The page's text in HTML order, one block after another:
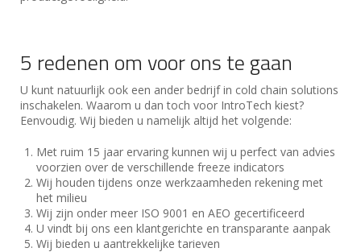
5 redenen om voor ons te gaan
U kunt natuurlijk ook een ander bedrijf in cold chain solutions
inschakelen. Waarom u dan toch voor IntroTech kiest?
Eenvoudig. Wij bieden u namelijk altijd het volgende:
Met ruim 15 jaar ervaring kunnen wij u perfect van advies
voorzien over de verschillende freeze indicators
Wij houden tijdens onze werkzaamheden rekening met
het milieu
Wij zijn onder meer ISO 9001 en AEO gecertificeerd
U vindt bij ons een klantgerichte en transparante aanpak
Wij bieden u aantrekkelijke tarieven